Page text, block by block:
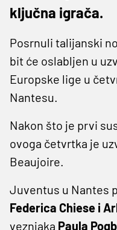
ključna igrača.
Posrnuli talijanski
bit će oslabljen u
Europske lige u
Nantesu.
Nakon što je prvi
ovoga četvrtka je
Beaujoire.
Juventus u Nantes
Federica Chiese i
veznjaka Paula